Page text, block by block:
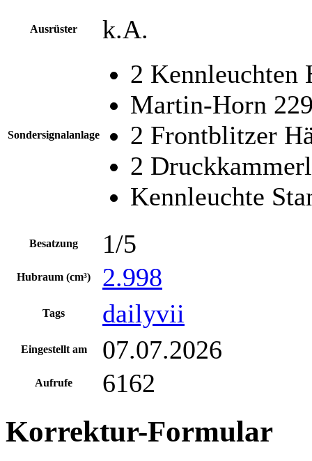
Ausrüster k.A.
Sondersignalanlage
2 Kennleuchten
Martin-Horn
2 Frontblitzer
2
Kennleuchte
Besatzung 1/5
Hubraum (cm³) 2.998
Tags dailyvii
Eingestellt am 07.07.2026
Aufrufe 6162
Korrektur-Formular